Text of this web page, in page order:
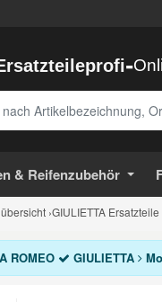
-
& Reifenzubehör
›GIULIETTA Ersatzteile
ROMEO GIULIETTA